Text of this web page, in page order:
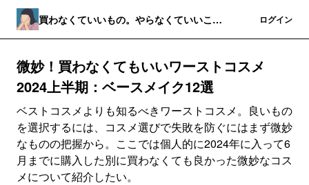
買わなくていいもの。やらなくていいこ
ログイン
微妙！買わなくてもいいワーストコスメ
2024上半期：ベースメイク12選
ベストコスメよりも知るべきワーストコスメ。良いもの
を選択するには、コスメ選びで失敗を防ぐにはまず微妙
なものの把握から。ここでは個人的に2024年に入って6
月までに購入した別に買わなくても良かった微妙なコス
メについて紹介したい。